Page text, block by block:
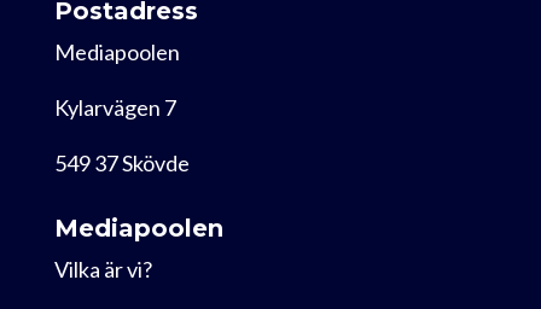
Postadress
Mediapoolen
Kylarvägen 7
549 37 Skövde
Mediapoolen
Vilka är vi?